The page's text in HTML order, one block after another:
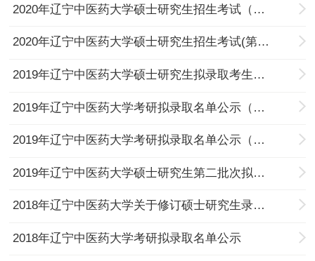
2020年辽宁中医药大学硕士研究生招生考试（第三批次）调剂考生拟录取名单
2020年辽宁中医药大学硕士研究生招生考试(第二批次）调剂考生拟录取名单公示
2019年辽宁中医药大学硕士研究生拟录取考生通知书及调档函邮寄地址的通知
2019年辽宁中医药大学考研拟录取名单公示（第四批）
2019年辽宁中医药大学考研拟录取名单公示（第三批）
2019年辽宁中医药大学硕士研究生第二批次拟录取名单公示
2018年辽宁中医药大学关于修订硕士研究生录取通知书邮寄地址的通知
2018年辽宁中医药大学考研拟录取名单公示